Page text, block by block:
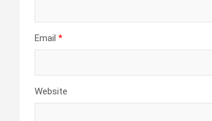
Email *
Website